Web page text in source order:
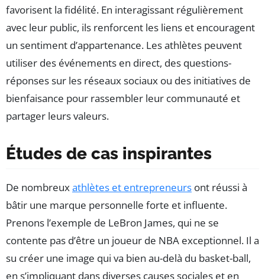
favorisent la fidélité. En interagissant régulièrement
avec leur public, ils renforcent les liens et encouragent
un sentiment d’appartenance. Les athlètes peuvent
utiliser des événements en direct, des questions-
réponses sur les réseaux sociaux ou des initiatives de
bienfaisance pour rassembler leur communauté et
partager leurs valeurs.
Études de cas inspirantes
De nombreuxathlètes et entrepreneurs ont réussi à
bâtir une marque personnelle forte et influente.
Prenons l’exemple de LeBron James, qui ne se
contente pas d’être un joueur de NBA exceptionnel. Il a
su créer une image qui va bien au-delà du basket-ball,
en s’impliquant dans diverses causes sociales et en